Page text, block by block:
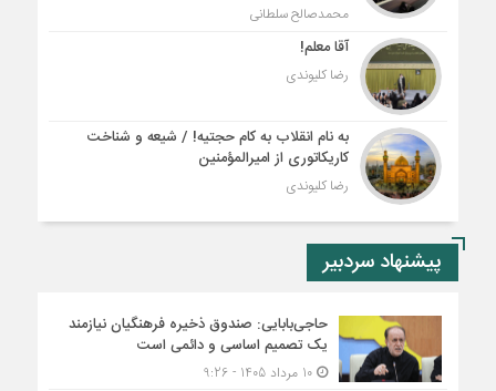
محمدصالح سلطانی
آقا معلم!
رضا کلیوندی
به نام انقلاب به کام حجتیه! / شیعه و شناخت
کاریکاتوری از امیرالمؤمنین
رضا کلیوندی
پیشنهاد سردبیر
حاجی‌بابایی: صندوق ذخیره فرهنگیان نیازمند
یک تصمیم اساسی و دائمی است
10 مرداد 1405 - 9:26